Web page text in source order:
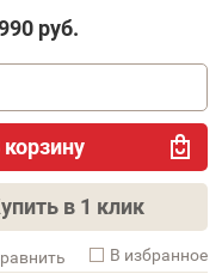
руб.
корзину
в 1 клик
В избранное